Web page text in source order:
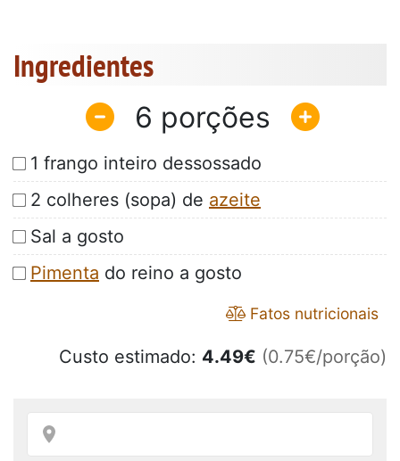
Ingredientes
6
1 frango inteiro dessossado
2 colheres (sopa) de azeite
Sal a gosto
Pimenta do reino a gosto
Fatos nutricionais
Custo estimado: 4.49€ (0.75€/porção)